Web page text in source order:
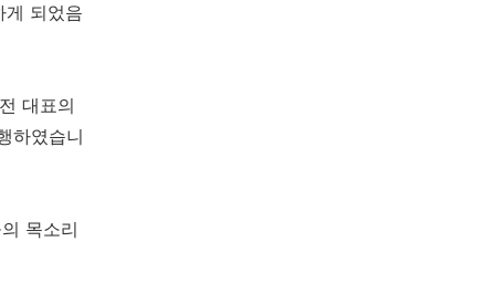
게 되었음
대표의
하였습니
목소리